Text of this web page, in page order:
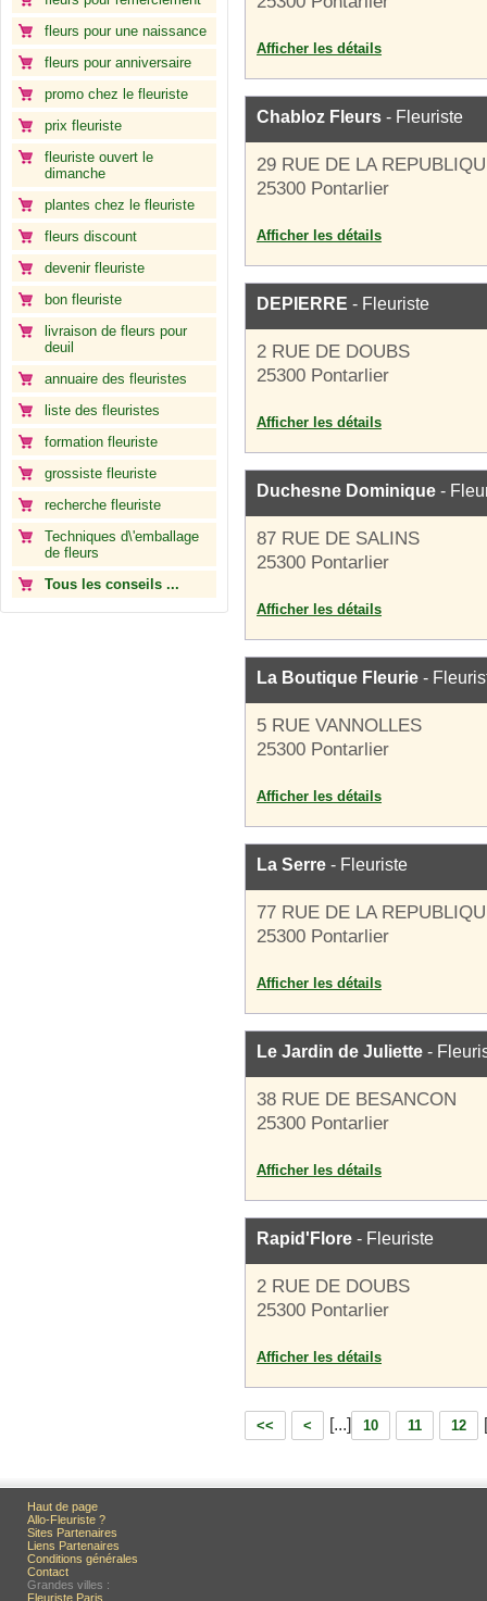
fleurs pour une naissance
fleurs pour anniversaire
promo chez le fleuriste
prix fleuriste
fleuriste ouvert le
dimanche
plantes chez le fleuriste
fleurs discount
devenir fleuriste
bon fleuriste
livraison de fleurs pour
deuil
annuaire des fleuristes
liste des fleuristes
formation fleuriste
grossiste fleuriste
recherche fleuriste
Techniques d\'emballage
de fleurs
Tous les conseils ...
Afficher les détails
Chabloz Fleurs - Fleuriste
29 RUE DE LA
25300 Pontarlier
Afficher les détails
DEPIERRE - Fleuriste
2 RUE DE DOUBS
25300 Pontarlier
Afficher les détails
Duchesne Dominique -
87 RUE DE SALINS
25300 Pontarlier
Afficher les détails
La Boutique Fleurie -
5 RUE VANNOLLES
25300 Pontarlier
Afficher les détails
La Serre - Fleuriste
77 RUE DE LA
25300 Pontarlier
Afficher les détails
Le Jardin de Juliette -
38 RUE DE BESANCON
25300 Pontarlier
Afficher les détails
Rapid'Flore - Fleuriste
2 RUE DE DOUBS
25300 Pontarlier
Afficher les détails
<< < [...] 10 11 12
Haut de page
Allo-Fleuriste ?
Sites Partenaires
Liens Partenaires
Conditions générales
Contact
Grandes villes :
Fleuriste Paris